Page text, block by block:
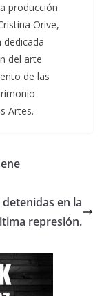
producción
Orive,
del arte
de las
Artes.
en la
represión.